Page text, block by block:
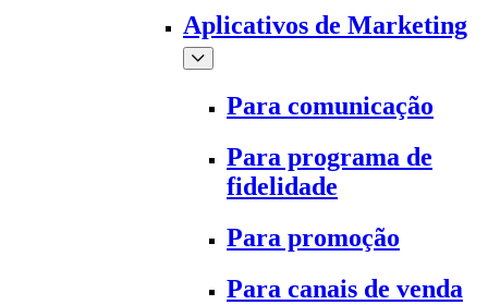
Aplicativos de Marketing
Para comunicação
Para programa de
fidelidade
Para promoção
Para canais de venda